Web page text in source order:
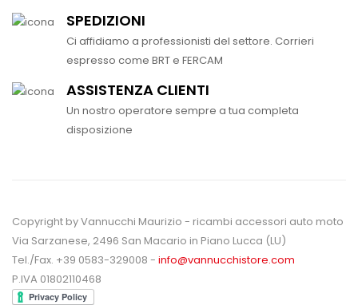
SPEDIZIONI
Ci affidiamo a professionisti del settore. Corrieri
espresso come BRT e FERCAM
ASSISTENZA CLIENTI
Un nostro operatore sempre a tua completa
disposizione
Copyright by Vannucchi Maurizio - ricambi accessori auto moto
Via Sarzanese, 2496 San Macario in Piano Lucca (LU)
Tel./Fax. +39 0583-329008 - info@vannucchistore.com
P.IVA 01802110468